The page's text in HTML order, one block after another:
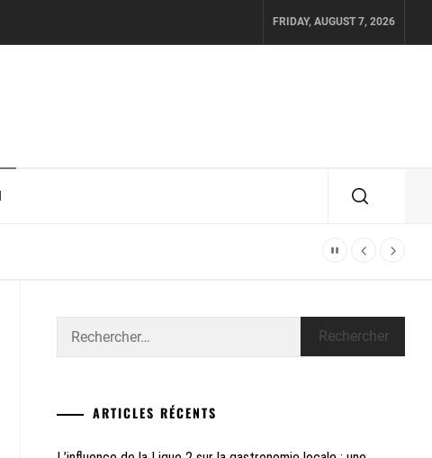
FRIDAY, AUGUST 7, 2026
ARTICLES RÉCENTS